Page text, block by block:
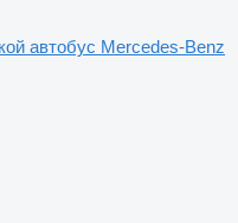
автобус Mercedes-Benz